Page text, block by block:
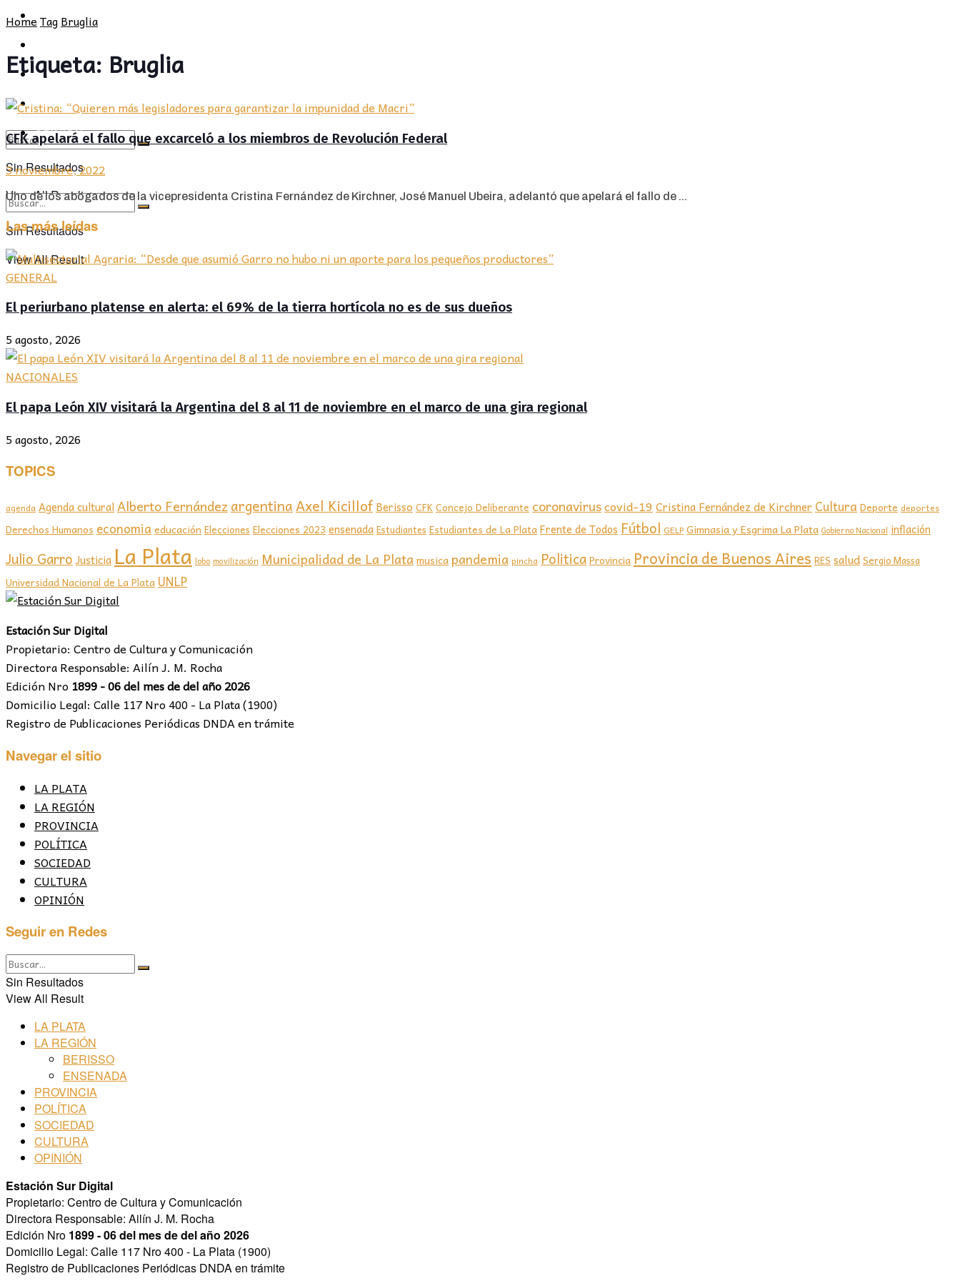
POLÍTICA
CULTURA
OPINIÓN
Sin Resultados
View All Result
PROVINCIA
SOCIEDAD
CULTURA
OPINIÓN
Sin Resultados
View All Result
HomeTagBruglia
Etiqueta: Bruglia
CFK apelará el fallo que excarceló a los miembros de Revolución Federal
3 noviembre, 2022
Uno de los abogados de la vicepresidenta Cristina Fernández de Kirchner, José Manuel Ubeira, adelantó que apelará el fallo de ...
Las más leídas
GENERAL
El periurbano platense en alerta: el 69% de la tierra hortícola no es de sus dueños
5 agosto, 2026
NACIONALES
El papa León XIV visitará la Argentina del 8 al 11 de noviembre en el marco de una gira regional
5 agosto, 2026
TOPICS
agenda Agenda culturalAlberto Fernández argentinaAxel Kicillof Berisso CFKConcejo Deliberante coronaviruscovid-19 Cristina Fernández de Kirchner Cultura Deporte deportes
Derechos Humanos economia educación Elecciones Elecciones 2023 ensenada Estudiantes Estudiantes de La PlataFrente de Todos Fútbol GELP Gimnasia y Esgrima La Plata Gobierno Nacional inflación
Julio Garro Justicia La Plata lobo movilización Municipalidad de La Plata musicapandemia pincha PoliticaProvincia Provincia de Buenos Aires RES saludSergio Massa
Universidad Nacional de La Plata UNLP
Estación Sur Digital
Propietario: Centro de Cultura y Comunicación
Directora Responsable: Ailín J. M. Rocha
Edición Nro 1899 - 06 del mes de del año 2026
Domicilio Legal: Calle 117 Nro 400 - La Plata (1900)
Registro de Publicaciones Periódicas DNDA en trámite
Navegar el sitio
LA PLATA
LA REGIÓN
PROVINCIA
POLÍTICA
SOCIEDAD
CULTURA
OPINIÓN
Seguir en Redes
Sin Resultados
View All Result
LA PLATA
LA REGIÓN
BERISSO
ENSENADA
PROVINCIA
POLÍTICA
SOCIEDAD
CULTURA
OPINIÓN
Estación Sur Digital
Propietario: Centro de Cultura y Comunicación
Directora Responsable: Ailín J. M. Rocha
Edición Nro 1899 - 06 del mes de del año 2026
Domicilio Legal: Calle 117 Nro 400 - La Plata (1900)
Registro de Publicaciones Periódicas DNDA en trámite